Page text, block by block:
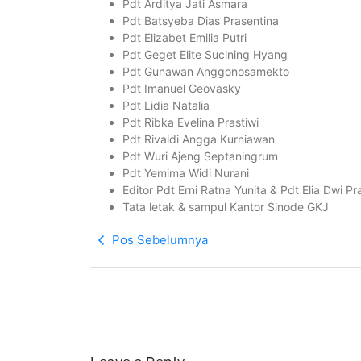
Pdt Arditya Jati Asmara
Pdt Batsyeba Dias Prasentina
Pdt Elizabet Emilia Putri
Pdt Geget Elite Sucining Hyang
Pdt Gunawan Anggonosamekto
Pdt Imanuel Geovasky
Pdt Lidia Natalia
Pdt Ribka Evelina Prastiwi
Pdt Rivaldi Angga Kurniawan
Pdt Wuri Ajeng Septaningrum
Pdt Yemima Widi Nurani
Editor Pdt Erni Ratna Yunita & Pdt Elia Dwi
Tata letak & sampul Kantor Sinode GKJ
Pos Sebelumnya